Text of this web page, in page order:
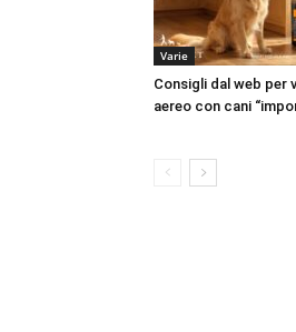
Varie
Consigli dal web per
aereo con cani